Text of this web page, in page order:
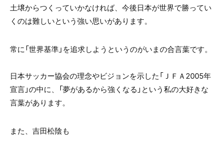
土壌からつくっていかなければ、今後日本が世界で勝ってい
くのは難しいという強い思いがあります。
常に「世界基準」を追求しようというのがいまの合言葉です。
日本サッカー協会の理念やビジョンを示した「ＪＦＡ2005年
宣言」の中に、「夢があるから強くなる」という私の大好きな
言葉があります。
また、吉田松陰も